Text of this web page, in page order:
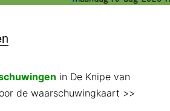
in De Knipe van
de waarschuwingkaart >>